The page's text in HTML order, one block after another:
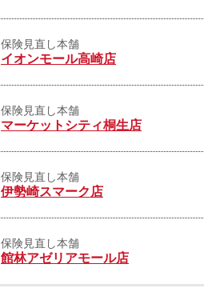
保険見直し本舗
イオンモール高崎店
保険見直し本舗
マーケットシティ桐生店
保険見直し本舗
伊勢崎スマーク店
保険見直し本舗
館林アゼリアモール店